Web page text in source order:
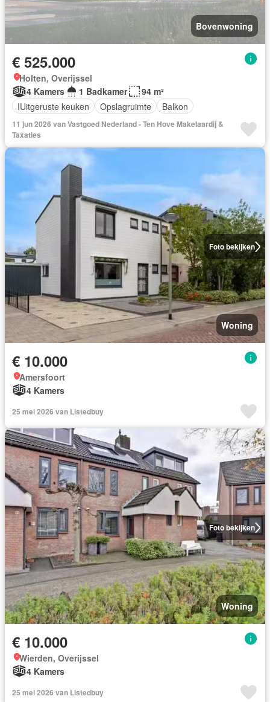
Bovenwoning
€ 525.000
Holten, Overijssel
4 Kamers
1 Badkamer
94 m²
IUitgeruste keuken
Opslagruimte Balkon
11 jun 2026 van Vastgoed Nederland - Ten Hove Makelaardij &
Taxaties
Foto bekijken
Woning
€ 10.000
Amersfoort
4 Kamers
25 mei 2026 van Listedbuy
Foto bekijken
Woning
€ 10.000
Wierden, Overijssel
4 Kamers
25 mei 2026 van Listedbuy